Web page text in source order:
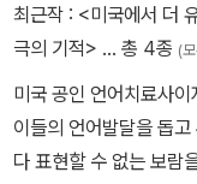
최근작 : <미국에서 더
극의 기적> … 총 4종 (
미국 공인 언어치료사
이들의 언어발달을 돕
다 표현할 수 없는 보람